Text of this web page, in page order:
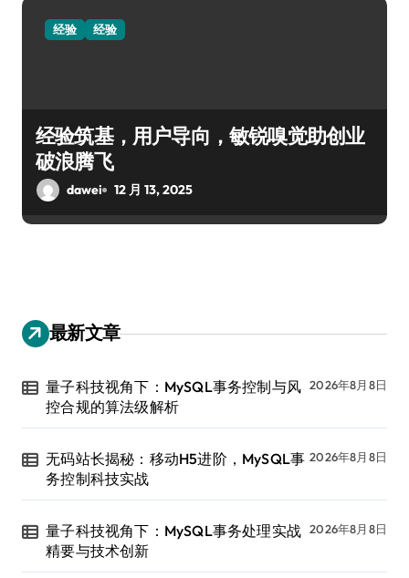
经验 经验
经验筑基，用户导向，敏锐嗅觉助创业
破浪腾飞
dawei 12 月 13, 2025
最新文章
量子科技视角下：MySQL事务控制与风
控合规的算法级解析
2026年8月8日
无码站长揭秘：移动H5进阶，MySQL事
务控制科技实战
2026年8月8日
量子科技视角下：MySQL事务处理实战
精要与技术创新
2026年8月8日